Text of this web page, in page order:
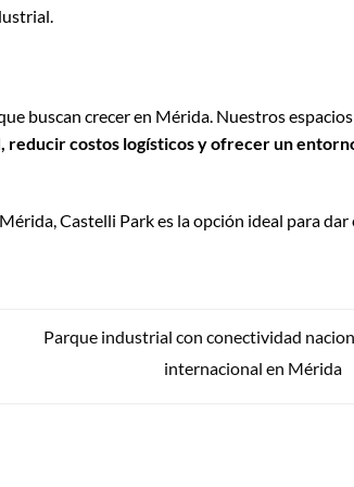
buscan crecer en Mérida. Nuestros espacios
reducir costos logísticos y ofrecer un
Castelli Park es la opción ideal para dar
Parque industrial con conectividad
internacional en Mérida